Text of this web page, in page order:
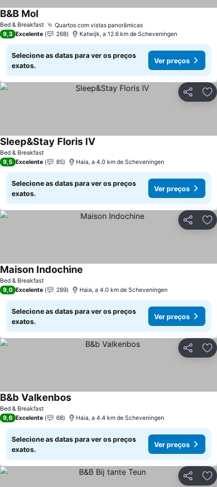
Bed & Breakfast Quartos com vistas panorâmicasVer preços
B&B MolVer preços
9,3 Excelente 268 Katwijk, a 12.6 km de Scheveningen
Selecione as datas para ver os preços
exatos.
Ver preços
Partilhar
Bed & Breakfast
Sleep&Stay Floris IV
9,5 Excelente 85 Haia, a 4.0 km de Scheveningen
Selecione as datas para ver os preços
exatos.
Ver preços
Partilhar
Bed & Breakfast
Maison Indochine
9,0 Excelente 289 Haia, a 4.0 km de Scheveningen
Selecione as datas para ver os preços
exatos.
Ver preços
Partilhar
Bed & Breakfast
B&b ValkenbosVer preços
9,6 Excelente 68 Haia, a 4.4 km de Scheveningen
Selecione as datas para ver os preços
exatos.
Ver preços
Partilhar